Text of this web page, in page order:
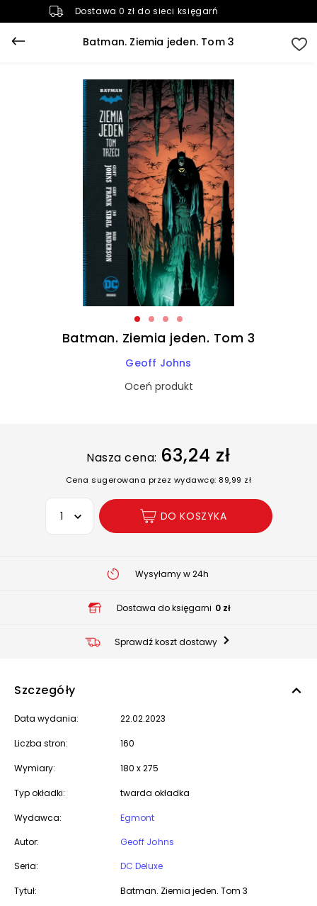
Dostawa 0 zł do sieci księgarń
Batman. Ziemia jeden. Tom 3
Batman. Ziemia jeden. Tom 3
Geoff Johns
Oceń produkt
Nasza cena: 63,24 zł
Cena sugerowana przez wydawcę: 89,99 zł
Wybierz opcję
DO KOSZYKA
Wysyłamy w 24h
Dostawa do księgarni 0 zł
Sprawdź koszt dostawy
Szczegóły
Data wydania: 22.02.2023
Liczba stron: 160
Wymiary: 180 x 275
Typ okładki: twarda okładka
Wydawca:
Egmont
Autor:
Geoff Johns
Seria:
DC Deluxe
Tytuł: Batman. Ziemia jeden. Tom 3